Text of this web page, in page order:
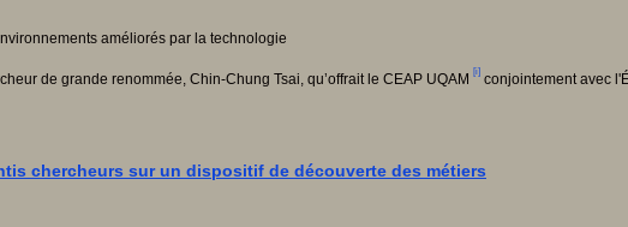
de grande renommée, Chin-Chung Tsai, qu’offrait le CEAP UQAM
[i]
conjointement avec
chercheurs sur un dispositif de découverte des métiers